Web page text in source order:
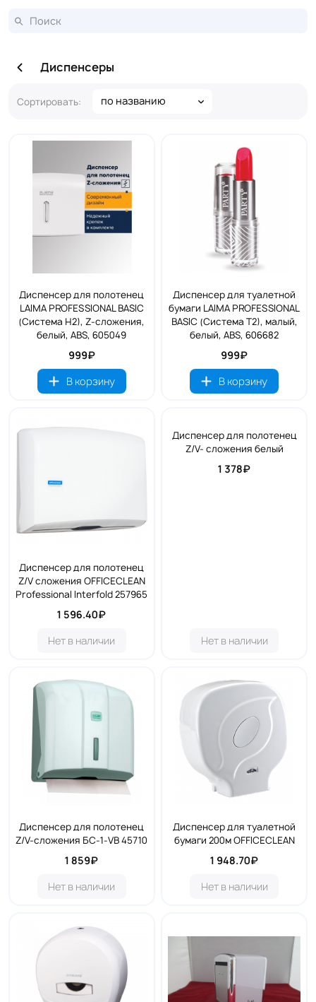
Диспенсеры
Сортировать: по названию
Диспенсер для полотенец
LAIMA PROFESSIONAL BASIC
(Система H2), Z-сложения,
белый, ABS, 605049
999₽
В корзину
Диспенсер для туалетной
бумаги LAIMA PROFESSIONAL
BASIC (Система T2), малый,
белый, ABS, 606682
999₽
В корзину
Диспенсер для полотенец
Z/V сложения OFFICECLEAN
Professional Interfold 257965
1 596.40₽
Нет в наличии
Диспенсер для полотенец
Z/V- сложения белый
1 378₽
Нет в наличии
Диспенсер для полотенец
Z/V-сложения БС-1-VB 45710
1 859₽
Нет в наличии
Диспенсер для туалетной
бумаги 200м OFFICECLEAN
1 948.70₽
Нет в наличии